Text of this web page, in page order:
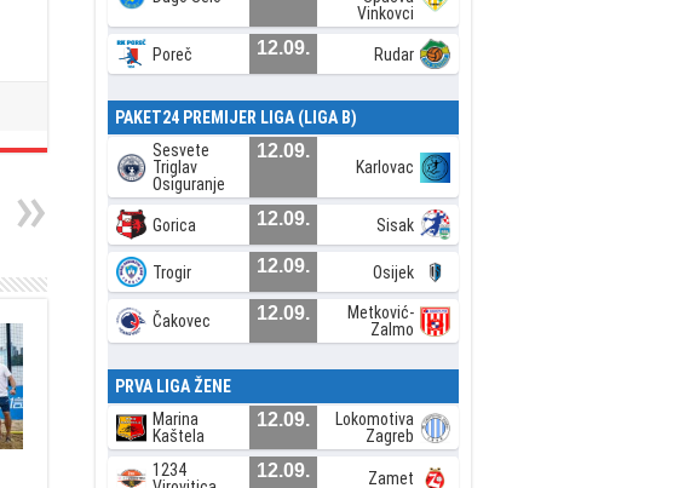
Vinkovci
Poreč 12.09. Rudar
PAKET24 PREMIJER LIGA (LIGA B)
Sesvete
Triglav
Osiguranje
12.09.
Karlovac
Gorica 12.09. Sisak
Trogir 12.09. Osijek
Čakovec 12.09.
Metković-
Zalmo
PRVA LIGA ŽENE
Marina
Kaštela
12.09.
Lokomotiva
Zagreb
1234
12.09. Zamet